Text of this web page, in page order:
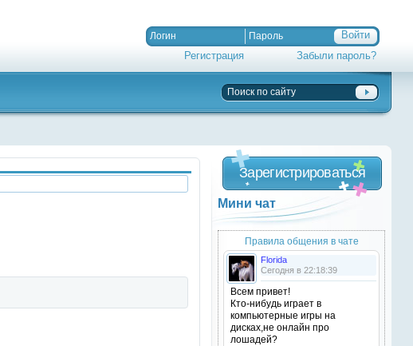
Регистрация Забыли пароль?
Зарегистрироваться
Мини чат
Правила общения в чате
Florida
Сегодня в 22:18:39
Всем привет!
Кто-нибудь играет в
компьютерные игры на
дисках,не онлайн про
лошадей?